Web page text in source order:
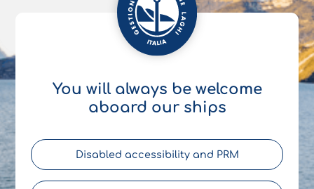
You will always be welcome
aboard our ships
Disabled accessibility and PRM